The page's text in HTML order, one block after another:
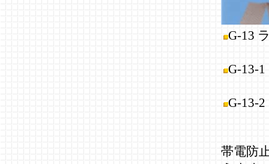
G-13
G-13-
G-13-
帯電防